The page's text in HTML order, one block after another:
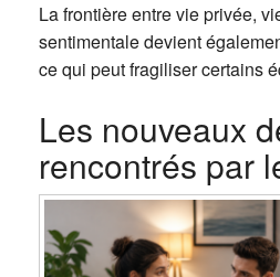
La frontière entre vie privée,
sentimentale devient
ce qui peut fragiliser certains
Les nouveaux
rencontrés par